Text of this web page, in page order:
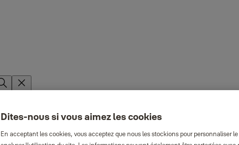
Dites-nous si vous aimez les cookies
En acceptant les cookies, vous acceptez que nous les stockions pour personnaliser